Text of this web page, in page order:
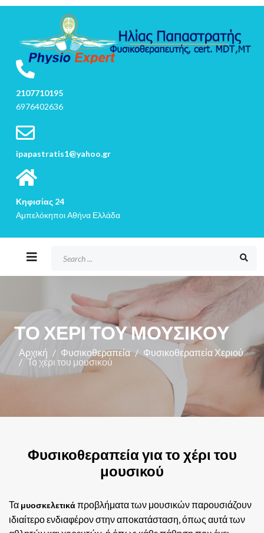
2107710195
6976402636
ipapastratis1@yahoo.gr
Κηφισίας 24
Αμπελόκηποι Αθήνα Ελλάδα
ΤΟ ΧΈΡΙ ΤΟΥ ΜΟΥΣΙΚΟΎ
Αρχική Φυσικοθεραπεία
Φυσικοθεραπεία Χεριού
Το χέρι του μουσικού
Φυσικοθεραπεία για το χέρι του
μουσικού
Τα μυοσκελετικάπροβλήματα των μουσικών παρουσιάζουν
ιδιαίτερο ενδιαφέρον στην αποκατάσταση, όπως αυτά των